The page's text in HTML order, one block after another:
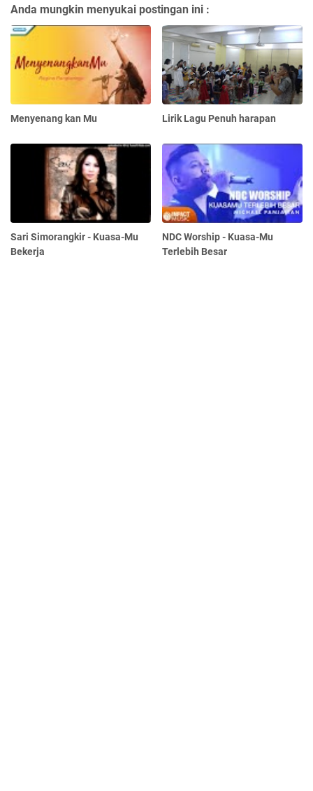
Anda mungkin menyukai postingan ini :
Menyenang kan Mu Lirik Lagu Penuh harapan
Sari Simorangkir - Kuasa-Mu
Bekerja
NDC Worship - Kuasa-Mu
Terlebih Besar